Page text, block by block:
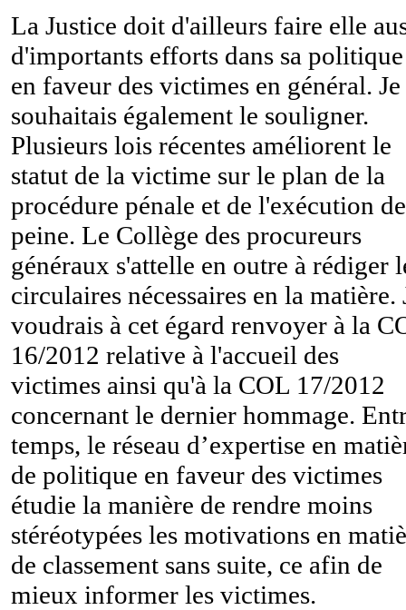
La Justice doit d'ailleurs faire elle
d'importants efforts dans sa politique
en faveur des victimes en général. Je
souhaitais également le souligner.
Plusieurs lois récentes améliorent le
statut de la victime sur le plan de la
procédure pénale et de l'exécution
peine. Le Collège des procureurs
généraux s'attelle en outre à rédiger
circulaires nécessaires en la matière.
voudrais à cet égard renvoyer à la
16/2012 relative à l'accueil des
victimes ainsi qu'à la COL 17/2012
concernant le dernier hommage.
temps, le réseau d’expertise en
de politique en faveur des victimes
étudie la manière de rendre moins
stéréotypées les motivations en
de classement sans suite, ce afin de
mieux informer les victimes.